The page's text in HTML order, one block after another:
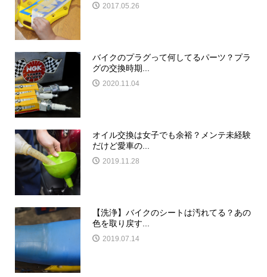
2017.05.26
バイクのプラグって何してるパーツ？プラ
グの交換時期...
2020.11.04
オイル交換は女子でも余裕？メンテ未経験
だけど愛車の...
2019.11.28
【洗浄】バイクのシートは汚れてる？あの
色を取り戻す...
2019.07.14